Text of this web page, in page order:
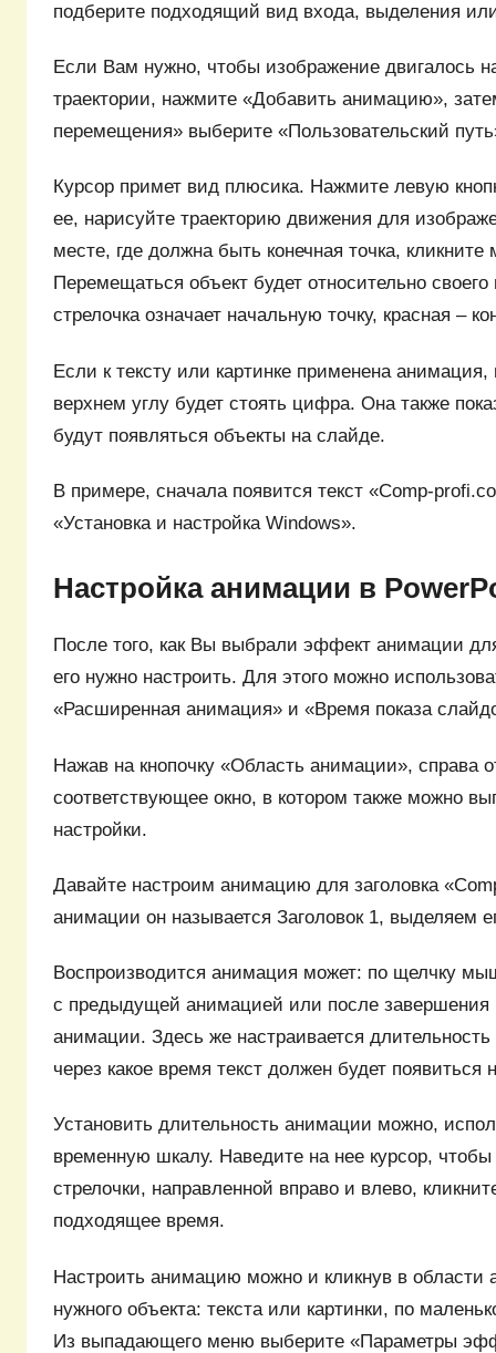
подберите подходящий вид входа, выделения
Если Вам нужно, чтобы изображение двигалось
траектории, нажмите «Добавить анимацию»,
перемещения» выберите «Пользовательский
Курсор примет вид плюсика. Нажмите левую
ее, нарисуйте траекторию движения для
месте, где должна быть конечная точка,
Перемещаться объект будет относительно
стрелочка означает начальную точку, красная –
Если к тексту или картинке применена
верхнем углу будет стоять цифра. Она также
будут появляться объекты на слайде.
В примере, сначала появится текст «Comp-
«Установка и настройка Windows».
Настройка анимации в
После того, как Вы выбрали эффект анимации
его нужно настроить. Для этого можно
«Расширенная анимация» и «Время показа
Нажав на кнопочку «Область анимации», справа
соответствующее окно, в котором также можно
настройки.
Давайте настроим анимацию для заголовка
анимации он называется Заголовок 1, выделяем
Воспроизводится анимация может: по щелчку
с предыдущей анимацией или после
анимации. Здесь же настраивается
через какое время текст должен будет появиться
Установить длительность анимации можно,
временную шкалу. Наведите на нее курсор,
стрелочки, направленной вправо и влево,
подходящее время.
Настроить анимацию можно и кликнув в области
нужного объекта: текста или картинки, по
Из выпадающего меню выберите «Параметры